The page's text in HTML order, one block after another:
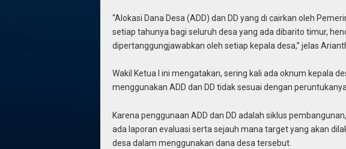
“Alokasi Dana Desa (ADD) dan DD yang di cairkan oleh
setiap tahunya bagi seluruh desa yang ada dibarito timur,
dipertanggungjawabkan oleh setiap kepala desa,” jelas
Wakil Ketua I ini mengatakan, sering kali ada oknum kepala
menggunakan ADD dan DD tidak sesuai dengan
Karena penggunaan ADD dan DD adalah siklus
ada laporan evaluasi serta sejauh mana target yang akan
desa dalam menggunakan dana desa tersebut.